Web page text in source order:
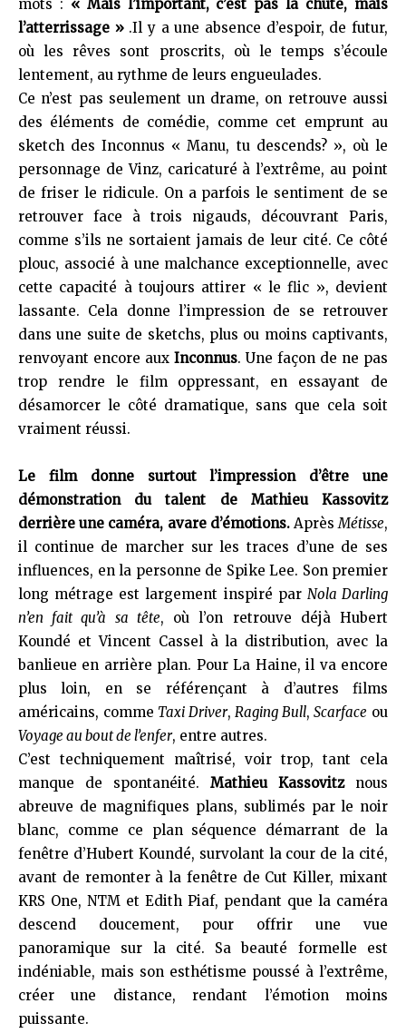
mots : « Mais l’important, c’est pas la chute, mais
l’atterrissage ».Il y a une absence d’espoir, de futur,
où les rêves sont proscrits, où le temps s’écoule
lentement, au rythme de leurs engueulades.
Ce n’est pas seulement un drame, on retrouve aussi
des éléments de comédie, comme cet emprunt au
sketch des Inconnus « Manu, tu descends? », où le
personnage de Vinz, caricaturé à l’extrême, au point
de friser le ridicule. On a parfois le sentiment de se
retrouver face à trois nigauds, découvrant Paris,
comme s’ils ne sortaient jamais de leur cité. Ce côté
plouc, associé à une malchance exceptionnelle, avec
cette capacité à toujours attirer « le flic », devient
lassante. Cela donne l’impression de se retrouver
dans une suite de sketchs, plus ou moins captivants,
renvoyant encore aux Inconnus. Une façon de ne pas
trop rendre le film oppressant, en essayant de
désamorcer le côté dramatique, sans que cela soit
vraiment réussi.
Le film donne surtout l’impression d’être une
démonstration du talent de Mathieu Kassovitz
derrière une caméra, avare d’émotions.AprèsMétisse,
il continue de marcher sur les traces d’une de ses
influences, en la personne de Spike Lee. Son premier
long métrage est largement inspiré par Nola Darling
n’en fait qu’à sa tête, où l’on retrouve déjà Hubert
Koundé et Vincent Cassel à la distribution, avec la
banlieue en arrière plan. Pour La Haine, il va encore
plus loin, en se référençant à d’autres films
américains, comme Taxi Driver,Raging Bull,Scarface ou
Voyage au bout de l’enfer, entre autres.
C’est techniquement maîtrisé, voir trop, tant cela
manque de spontanéité. Mathieu Kassovitznous
abreuve de magnifiques plans, sublimés par le noir
blanc, comme ce plan séquence démarrant de la
fenêtre d’Hubert Koundé, survolant la cour de la cité,
avant de remonter à la fenêtre de Cut Killer, mixant
KRS One, NTM et Edith Piaf, pendant que la caméra
descend doucement, pour offrir une vue
panoramique sur la cité. Sa beauté formelle est
indéniable, mais son esthétisme poussé à l’extrême,
créer une distance, rendant l’émotion moins
puissante.